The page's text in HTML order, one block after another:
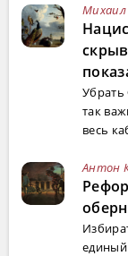
Убрать
так
весь
Антон